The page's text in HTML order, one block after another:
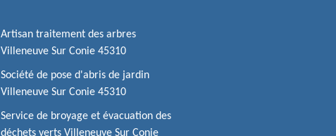
Artisan traitement des arbres
Villeneuve Sur Conie 45310
Société de pose d'abris de jardin
Villeneuve Sur Conie 45310
Service de broyage et évacuation des
déchets verts Villeneuve Sur Conie